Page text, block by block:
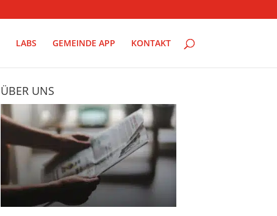
LABS GEMEINDE APP KONTAKT
ÜBER UNS